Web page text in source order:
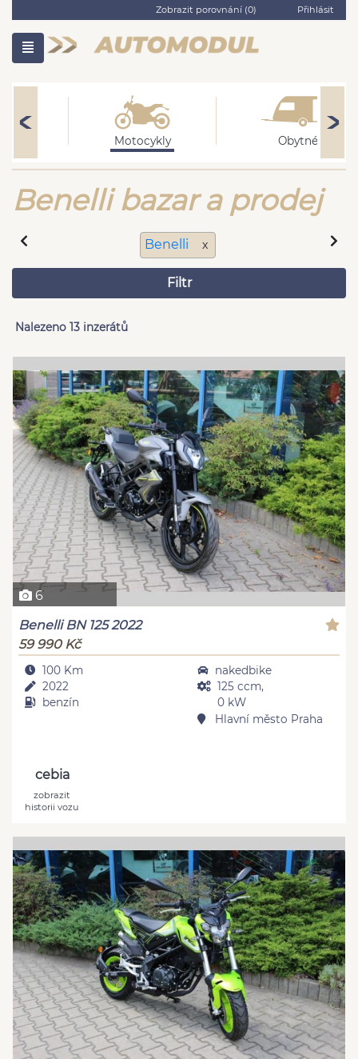
Zobrazit porovnání (0) Přihlásit
Motocykly Obytné
Benelli bazar a prodej
Benelli x
Filtr
Nalezeno 13 inzerátů
6
Benelli BN 125 2022
59 990 Kč
100 Km
2022
benzín
nakedbike
125 ccm,
0 kW
Hlavní město Praha
cebia
zobrazit
historii vozu